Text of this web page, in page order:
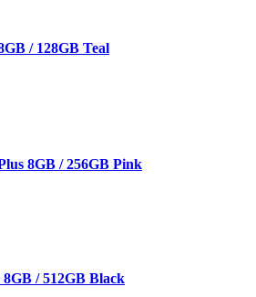
/ 128GB Teal
8GB / 256GB Pink
8GB / 512GB Black